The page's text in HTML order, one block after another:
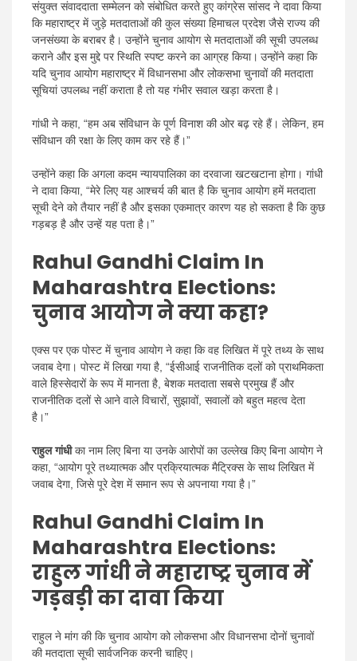
संयुक्त संवाददाता सम्मेलन को संबोधित करते हुए कांग्रेस सांसद ने दावा किया
कि महाराष्ट्र में जुड़े मतदाताओं की कुल संख्या हिमाचल प्रदेश जैसे राज्य की
जनसंख्या के बराबर है। उन्होंने चुनाव आयोग से मतदाताओं की सूची उपलब्ध
कराने और इस मुद्दे पर स्थिति स्पष्ट करने का आग्रह किया। उन्होंने कहा कि
यदि चुनाव आयोग महाराष्ट्र में विधानसभा और लोकसभा चुनावों की मतदाता
सूचियां उपलब्ध नहीं कराता है तो यह गंभीर सवाल खड़ा करता है।
गांधी ने कहा, “हम अब संविधान के पूर्ण विनाश की ओर बढ़ रहे हैं। लेकिन, हम
संविधान की रक्षा के लिए काम कर रहे हैं।”
उन्होंने कहा कि अगला कदम न्यायपालिका का दरवाजा खटखटाना होगा। गांधी
ने दावा किया, “मेरे लिए यह आश्चर्य की बात है कि चुनाव आयोग हमें मतदाता
सूची देने को तैयार नहीं है और इसका एकमात्र कारण यह हो सकता है कि कुछ
गड़बड़ है और उन्हें यह पता है।”
Rahul Gandhi Claim In
Maharashtra Elections:
चुनाव आयोग ने क्या कहा?
एक्स पर एक पोस्ट में चुनाव आयोग ने कहा कि वह लिखित में पूरे तथ्य के साथ
जवाब देगा। पोस्ट में लिखा गया है, “ईसीआई राजनीतिक दलों को प्राथमिकता
वाले हिस्सेदारों के रूप में मानता है, बेशक मतदाता सबसे प्रमुख हैं और
राजनीतिक दलों से आने वाले विचारों, सुझावों, सवालों को बहुत महत्व देता
है।”
राहुल गांधीका नाम लिए बिना या उनके आरोपों का उल्लेख किए बिना आयोग ने
कहा, “आयोग पूरे तथ्यात्मक और प्रक्रियात्मक मैट्रिक्स के साथ लिखित में
जवाब देगा, जिसे पूरे देश में समान रूप से अपनाया गया है।”
Rahul Gandhi Claim In
Maharashtra Elections:
राहुल गांधी ने महाराष्ट्र चुनाव में
गड़बड़ी का दावा किया
राहुल ने मांग की कि चुनाव आयोग को लोकसभा और विधानसभा दोनों चुनावों
की मतदाता सूची सार्वजनिक करनी चाहिए।